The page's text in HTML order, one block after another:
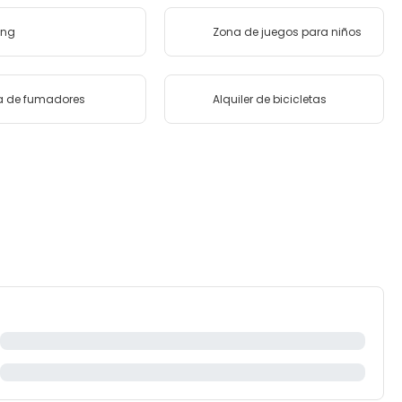
Zona de juegos para niños
de fumadores Alquiler de bicicletas